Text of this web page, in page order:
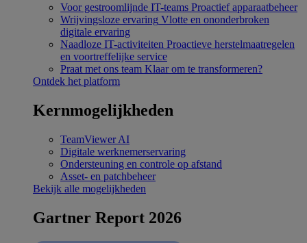
Voor gestroomlijnde IT-teams Proactief apparaatbeheer
Wrijvingsloze ervaring Vlotte en ononderbroken
digitale ervaring
Naadloze IT-activiteiten Proactieve herstelmaatregelen
en voortreffelijke service
Praat met ons team Klaar om te transformeren?
Ontdek het platform
Kernmogelijkheden
TeamViewer AI
Digitale werknemerservaring
Ondersteuning en controle op afstand
Asset- en patchbeheer
Bekijk alle mogelijkheden
Gartner Report 2026